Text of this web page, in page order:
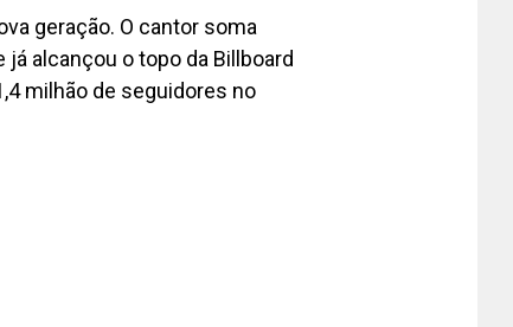
geração. O cantor soma
alcançou o topo da Billboard
milhão de seguidores no